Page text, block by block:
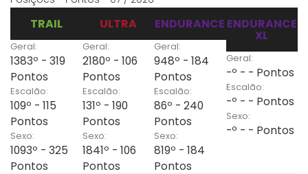
TRAIL
Geral:
1383º - 319
Pontos
Escalão:
109º - 115
Pontos
Sexo:
1093º - 325
Pontos
ULTRA
Geral:
2180º - 106
Pontos
Escalão:
131º - 190
Pontos
Sexo:
1841º - 106
Pontos
ENDURANCE
Geral:
948º - 184
Pontos
Escalão:
86º - 240
Pontos
Sexo:
819º - 184
Pontos
ENDURANCE
XL
Geral:
-º - - Pontos
Escalão:
-º - - Pontos
Sexo:
-º - - Pontos